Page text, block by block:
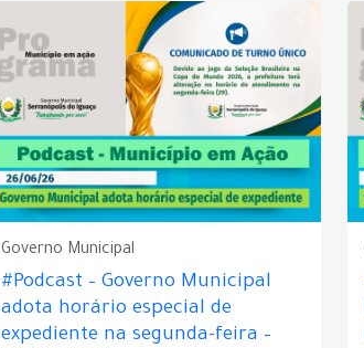
Governo Municipal
#Podcast – Governo Municipal
adota horário especial de
expediente na segunda-feira –